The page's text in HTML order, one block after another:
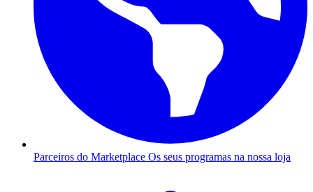
Parceiros do Marketplace Os seus programas na nossa loja